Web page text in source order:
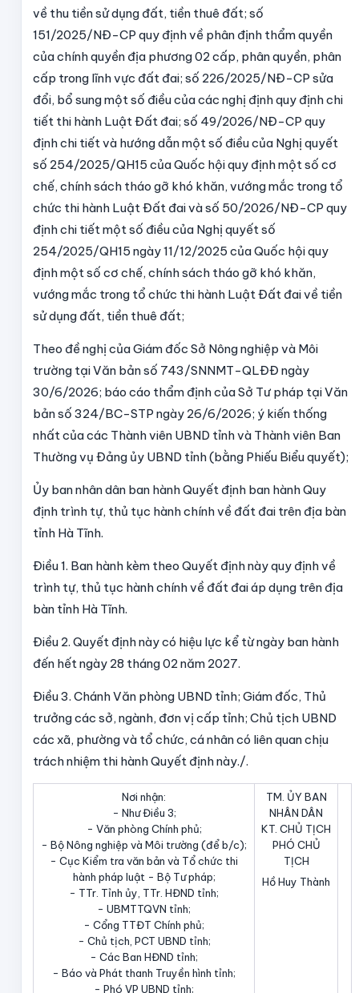
về thu tiền sử dụng đất, tiền thuê đất; số
151/2025/NĐ-CP quy định về phân định thẩm quyền
của chính quyền địa phương 02 cấp, phân quyền, phân
cấp trong lĩnh vực đất đai; số 226/2025/NĐ-CP sửa
đổi, bổ sung một số điều của các nghị định quy định chi
tiết thi hành Luật Đất đai; số 49/2026/NĐ-CP quy
định chi tiết và hướng dẫn một số điều của Nghị quyết
số 254/2025/QH15 của Quốc hội quy định một số cơ
chế, chính sách tháo gỡ khó khăn, vướng mắc trong tổ
chức thi hành Luật Đất đai và số 50/2026/NĐ-CP quy
định chi tiết một số điều của Nghị quyết số
254/2025/QH15 ngày 11/12/2025 của Quốc hội quy
định một số cơ chế, chính sách tháo gỡ khó khăn,
vướng mắc trong tổ chức thi hành Luật Đất đai về tiền
sử dụng đất, tiền thuê đất;
Theo đề nghị của Giám đốc Sở Nông nghiệp và Môi
trường tại Văn bản số 743/SNNMT-QLĐĐ ngày
30/6/2026; báo cáo thẩm định của Sở Tư pháp tại Văn
bản số 324/BC-STP ngày 26/6/2026; ý kiến thống
nhất của các Thành viên UBND tỉnh và Thành viên Ban
Thường vụ Đảng ủy UBND tỉnh (bằng Phiếu Biểu quyết);
Ủy ban nhân dân ban hành Quyết định ban hành Quy
định trình tự, thủ tục hành chính về đất đai trên địa bàn
tỉnh Hà Tĩnh.
Điều 1. Ban hành kèm theo Quyết định này quy định về
trình tự, thủ tục hành chính về đất đai áp dụng trên địa
bàn tỉnh Hà Tĩnh.
Điều 2. Quyết định này có hiệu lực kể từ ngày ban hành
đến hết ngày 28 tháng 02 năm 2027.
Điều 3. Chánh Văn phòng UBND tỉnh; Giám đốc, Thủ
trưởng các sở, ngành, đơn vị cấp tỉnh; Chủ tịch UBND
các xã, phường và tổ chức, cá nhân có liên quan chịu
trách nhiệm thi hành Quyết định này./.
Nơi nhận:
- Như Điều 3;
- Văn phòng Chính phủ;
- Bộ Nông nghiệp và Môi trường (để b/c);
- Cục Kiểm tra văn bản và Tổ chức thi
hành pháp luật - Bộ Tư pháp;
- TTr. Tỉnh ủy, TTr. HĐND tỉnh;
- UBMTTQVN tỉnh;
- Cổng TTĐT Chính phủ;
- Chủ tịch, PCT UBND tỉnh;
- Các Ban HĐND tỉnh;
- Báo và Phát thanh Truyền hình tỉnh;
- Phó VP UBND tỉnh;
TM. ỦY BAN
NHÂN DÂN
KT. CHỦ TỊCH
PHÓ CHỦ
TỊCH
Hồ Huy Thành